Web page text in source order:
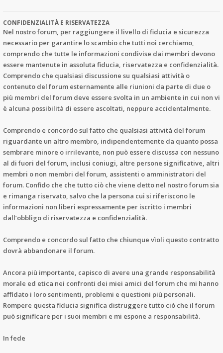
CONFIDENZIALITÀ E RISERVATEZZA
Nel nostro forum, per raggiungere il livello di fiducia e sicurezza
necessario per garantire lo scambio che tutti noi cerchiamo,
comprendo che tutte le informazioni condivise dai membri devono
essere mantenute in assoluta fiducia, riservatezza e confidenzialità.
Comprendo che qualsiasi discussione su qualsiasi attività o
contenuto del forum esternamente alle riunioni da parte di due o
più membri del forum deve essere svolta in un ambiente in cui non vi
è alcuna possibilità di essere ascoltati, neppure accidentalmente.
Comprendo e concordo sul fatto che qualsiasi attività del forum
riguardante un altro membro, indipendentemente da quanto possa
sembrare minore o irrilevante, non può essere discussa con nessuno
al di fuori del forum, inclusi coniugi, altre persone significative, altri
membri o non membri del forum, assistenti o amministratori del
forum. Confido che che tutto ciò che viene detto nel nostro forum sia
e rimanga riservato, salvo che la persona cui si riferiscono le
informazioni non liberi espressamente per iscritto i membri
dall’obbligo di riservatezza e confidenzialità.
Comprendo e concordo sul fatto che chiunque vìoli questo contratto
dovrà abbandonare il forum.
Ancora più importante, capisco di avere una grande responsabilità
morale ed etica nei confronti dei miei amici del forum che mi hanno
affidato i loro sentimenti, problemi e questioni più personali.
Rompere questa fiducia significa distruggere tutto ciò che il forum
può significare per i suoi membri e mi espone a responsabilità.
In fede